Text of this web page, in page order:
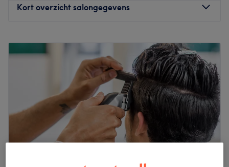
Kort overzicht salongegevens
10:00–18:30
10:00–19:00
10:00–19:00
10:00–19:00
Zaterdag
10:00–19:30
Zondag
13:00 17:00
Barber Buzzy is een barbershop gevestigd in Antwerpen.